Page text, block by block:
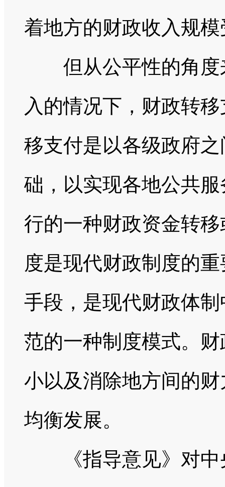
着地方的财政收入规
但从公平性的角度
入的情况下，财政转
移支付是以各级政府
础，以实现各地公共
行的一种财政资金转
度是现代财政制度的
手段，是现代财政体
范的一种制度模式。
小以及消除地方间的
均衡发展。
《指导意见》对中